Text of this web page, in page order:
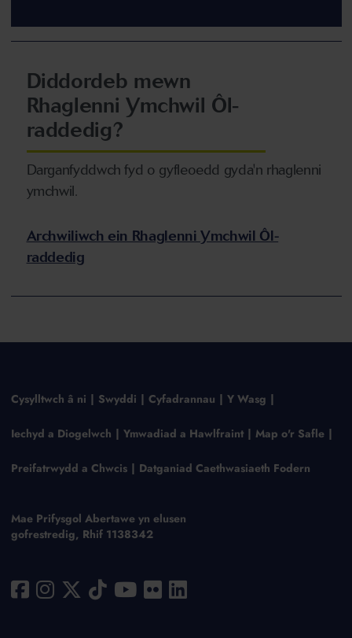
Diddordeb mewn
Rhaglenni Ymchwil Ôl-
raddedig?
Darganfyddwch fyd o gyfleoedd gyda'n rhaglenni
ymchwil.
Archwiliwch ein Rhaglenni Ymchwil Ôl-
raddedig
Cysylltwch â ni Swyddi Cyfadrannau Y Wasg
Iechyd a Diogelwch Ymwadiad a Hawlfraint Map o'r Safle
Preifatrwydd a Chwcis Datganiad Caethwasiaeth Fodern
Mae Prifysgol Abertawe yn elusen
gofrestredig, Rhif 1138342